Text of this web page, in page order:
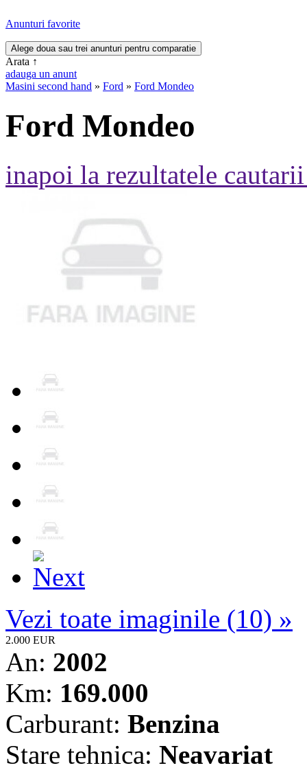
Anunturi favorite
Arata ↑
adauga un anunt
Masini second hand » Ford » Ford Mondeo
Ford Mondeo
inapoi la rezultatele
Vezi toate imaginile (10) »
2.000 EUR
An: 2002
Km: 169.000
Carburant: Benzina
Stare tehnica: Neavariat